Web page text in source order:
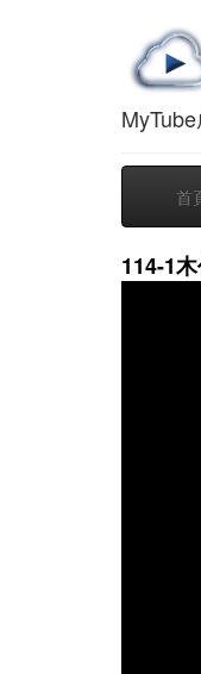
首
114-1